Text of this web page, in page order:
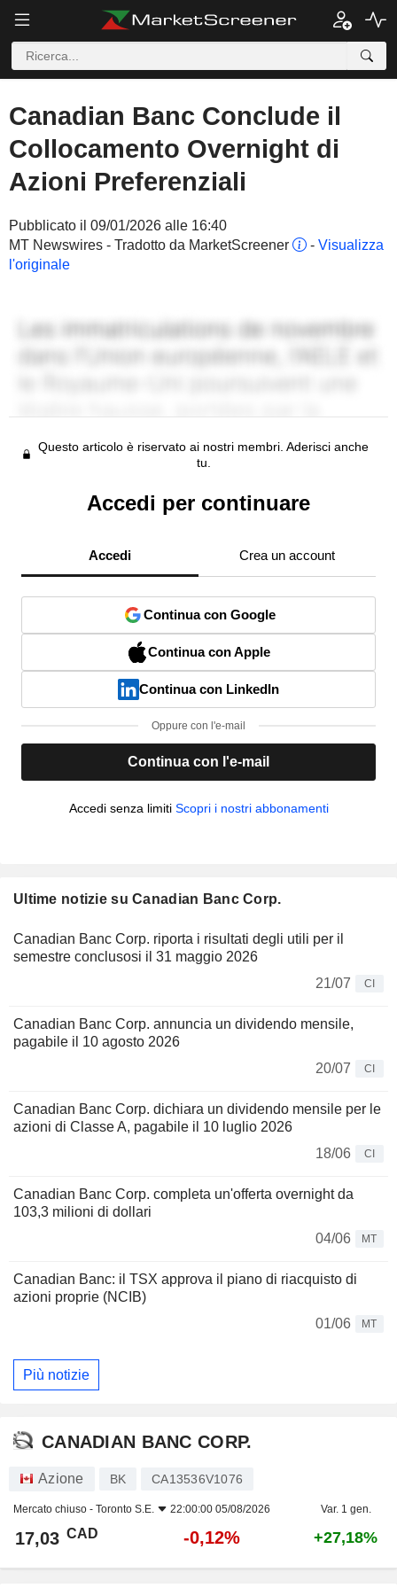
Canadian Banc Conclude il
Collocamento Overnight di
Azioni Preferenziali
Pubblicato il 09/01/2026 alle 16:40
MT Newswires - Tradotto da MarketScreener
- Visualizza
l'originale
Questo articolo è riservato ai nostri membri. Aderisci anche
tu.
Accedi per continuare
Accedi Crea un account
Continua con Google
Continua con Apple
Continua con LinkedIn
Oppure con l'e-mail
Continua con l'e-mail
Accedi senza limiti Scopri i nostri abbonamenti
Ultime notizie su Canadian Banc Corp.
Canadian Banc Corp. riporta i risultati degli utili per il
semestre conclusosi il 31 maggio 2026
21/07
CI
Canadian Banc Corp. annuncia un dividendo mensile,
pagabile il 10 agosto 2026
20/07
CI
Canadian Banc Corp. dichiara un dividendo mensile per le
azioni di Classe A, pagabile il 10 luglio 2026
18/06
CI
Canadian Banc Corp. completa un'offerta overnight da
103,3 milioni di dollari
04/06
MT
Canadian Banc: il TSX approva il piano di riacquisto di
azioni proprie (NCIB)
01/06
MT
Più notizie
CANADIAN BANC CORP.
Azione BK CA13536V1076
Mercato chiuso - Toronto S.E. 22:00:00 05/08/2026 Var. 1 gen.
17,03 CAD -0,12% +27,18%